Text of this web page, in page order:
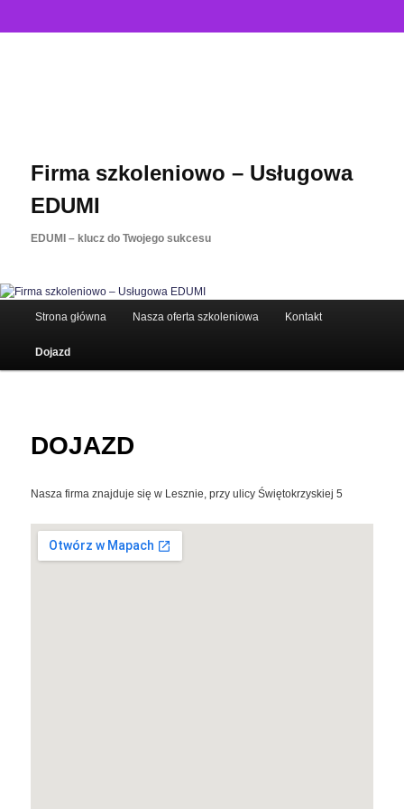
Firma szkoleniowo – Usługowa
EDUMI
EDUMI – klucz do Twojego sukcesu
Główne
menu
Przeskocz
do
Strona główna Nasza oferta szkoleniowa Kontakt
Dojazd
DOJAZD
Nasza firma znajduje się w Lesznie, przy ulicy Świętokrzyskiej 5